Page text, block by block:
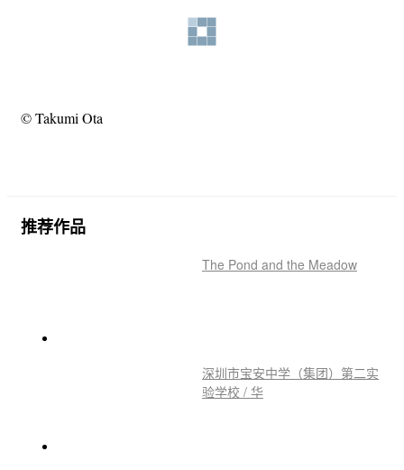
© Takumi Ota
推荐作品
The Pond and the Meadow
深圳市宝安中学（集团）第二实
验学校 / 华